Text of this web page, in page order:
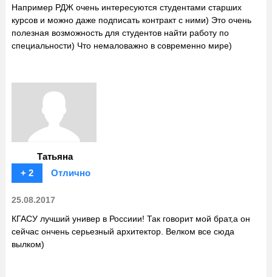
Например РДЖ очень интересуются студентами старших
курсов и можно даже подписать контракт с ними) Это очень
полезная возможность для студентов найти работу по
специальности) Что немаловажно в современно мире)
Татьяна
+ 2
Отлично
25.08.2017
КГАСУ лучший универ в Россиии! Так говорит мой брат,а он
сейчас ончень серьезный архитектор. Велком все сюда
вылком)